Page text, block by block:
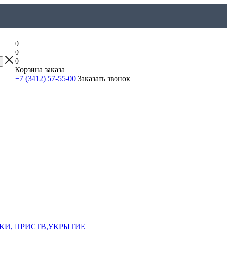
0
0
0
Корзина заказа
+7 (3412) 57-55-00 Заказать звонок
ПРИСТВ,УКРЫТИЕ